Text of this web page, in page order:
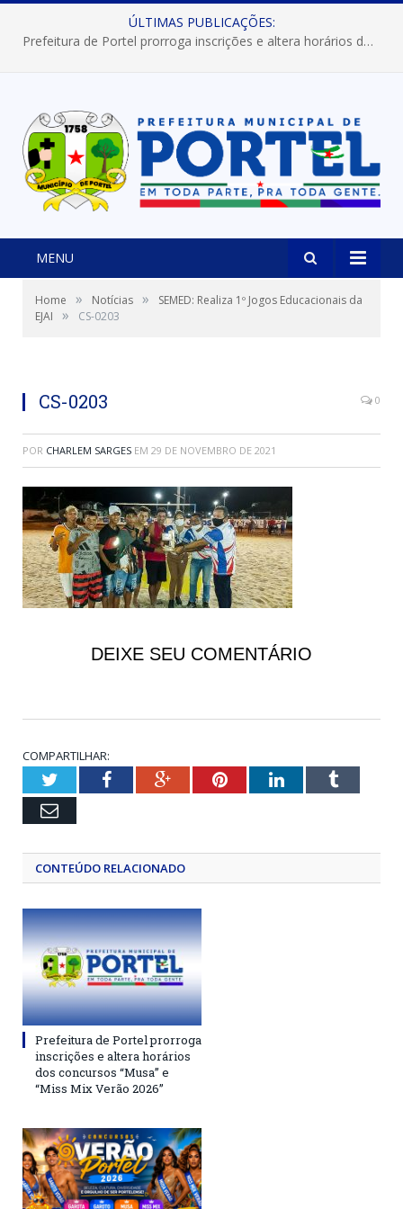
ÚLTIMAS PUBLICAÇÕES:
Prefeitura de Portel prorroga inscrições e altera horários dos concursos “Musa” e “Miss Mix Verão 2026”
MENU
Home » Notícias »
SEMED: Realiza 1º Jogos Educacionais da
EJAI
» CS-0203
CS-0203 0
POR CHARLEM SARGES EM 29 DE NOVEMBRO DE 2021
DEIXE SEU COMENTÁRIO
COMPARTILHAR:
TwitterFacebookGoogle+PinterestLinkedInTumblr
Email
CONTEÚDO RELACIONADO
Prefeitura de Portel prorroga
inscrições e altera horários
dos concursos “Musa” e
“Miss Mix Verão 2026”